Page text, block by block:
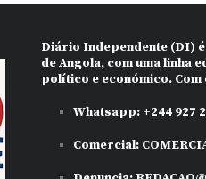
Diário Independente (DI)
de Angola, com uma
político e económico.
Whatsapp:+244 927
Comercial: